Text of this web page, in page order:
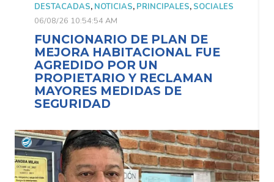
DESTACADAS, NOTICIAS, PRINCIPALES, SOCIALES
06/08/26 10:54:54 AM
FUNCIONARIO DE PLAN DE
MEJORA HABITACIONAL FUE
AGREDIDO POR UN
PROPIETARIO Y RECLAMAN
MAYORES MEDIDAS DE
SEGURIDAD